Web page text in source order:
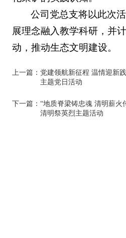
公司党总支将以此次
展理念融入教学科研，并
动，推动生态文明建设。
上一篇： 党建领航新征程 温情迎新
主题党日活动
下一篇： “地质脊梁铸忠魂 清明薪火
清明祭英烈主题活动